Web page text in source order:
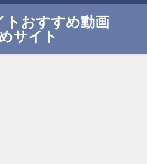
トおすすめ動画
サイト